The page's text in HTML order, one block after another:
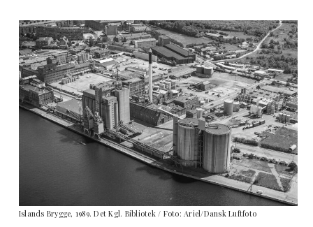
Islands Brygge, 1989. Det Kgl. Bibliotek / Foto: Ariel/Dansk Luftfoto